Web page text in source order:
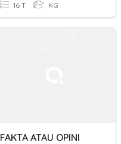
16 T KG
FAKTA ATAU OPINI